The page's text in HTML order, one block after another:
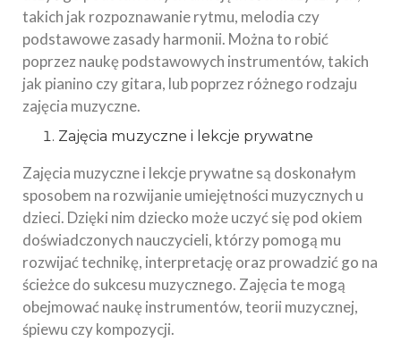
takich jak rozpoznawanie rytmu, melodia czy
podstawowe zasady harmonii. Można to robić
poprzez naukę podstawowych instrumentów, takich
jak pianino czy gitara, lub poprzez różnego rodzaju
zajęcia muzyczne.
Zajęcia muzyczne i lekcje prywatne
Zajęcia muzyczne i lekcje prywatne są doskonałym
sposobem na rozwijanie umiejętności muzycznych u
dzieci. Dzięki nim dziecko może uczyć się pod okiem
doświadczonych nauczycieli, którzy pomogą mu
rozwijać technikę, interpretację oraz prowadzić go na
ścieżce do sukcesu muzycznego. Zajęcia te mogą
obejmować naukę instrumentów, teorii muzycznej,
śpiewu czy kompozycji.